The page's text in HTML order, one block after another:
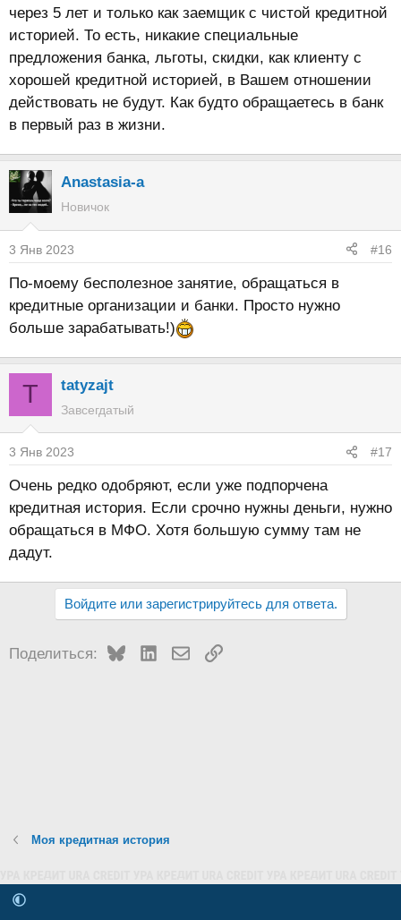
через 5 лет и только как заемщик с чистой кредитной
историей. То есть, никакие специальные
предложения банка, льготы, скидки, как клиенту с
хорошей кредитной историей, в Вашем отношении
действовать не будут. Как будто обращаетесь в банк
в первый раз в жизни.
Anastasia-a
Новичок
3 Янв 2023 #16
По-моему бесполезное занятие, обращаться в
кредитные организации и банки. Просто нужно
больше зарабатывать!)
T tatyzajt
Завсегдатый
3 Янв 2023 #17
Очень редко одобряют, если уже подпорчена
кредитная история. Если срочно нужны деньги, нужно
обращаться в МФО. Хотя большую сумму там не
дадут.
Войдите или зарегистрируйтесь для ответа.
Поделиться: BlueskyLinkedInЭлектронная почта
Ссылка
Моя кредитная история